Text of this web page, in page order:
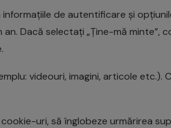
de autentificare și
Dacă selectați „Ține-mă
videouri, imagini, articole
uri, să înglobeze urmărirea